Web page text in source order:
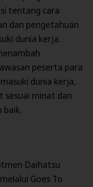
tentang cara
dan pengetahuan
dunia kerja.
peserta para
dunia kerja,
sesuai minat dan
baik.
Daihatsu
Goes To